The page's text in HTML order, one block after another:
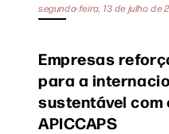
segunda-feira, 13 de julho de
Empresas
para a
sustentável com
APICCAPS